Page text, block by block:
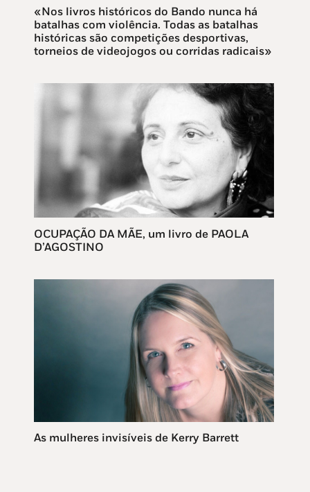
«Nos livros históricos do Bando nunca há
batalhas com violência. Todas as batalhas
históricas são competições desportivas,
torneios de videojogos ou corridas radicais»
OCUPAÇÃO DA MÃE, um livro de PAOLA
D’AGOSTINO
As mulheres invisíveis de Kerry Barrett